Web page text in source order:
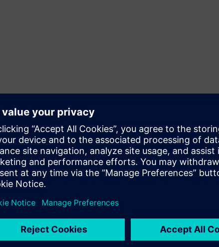
Реле,..)
Проста інтеграція додатків